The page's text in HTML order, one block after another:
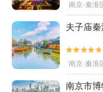
南京·秦淮
夫子庙


南京·秦淮
南京市